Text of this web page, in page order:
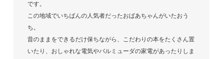
です。
この地域でいちばんの人気者だったおばあちゃんがいたおう
ち。
昔のままをできるだけ保ちながら、こだわりの本をたくさん置
いたり、おしゃれな電気やバルミューダの家電があったりしま